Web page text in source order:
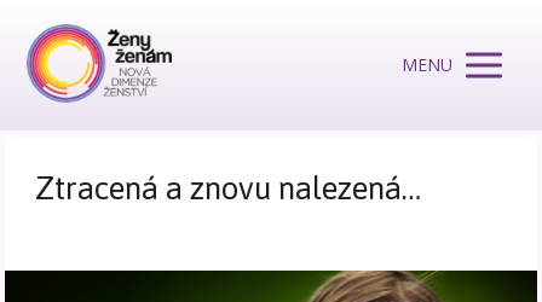
MENU
Ztracená a znovu nalezená…